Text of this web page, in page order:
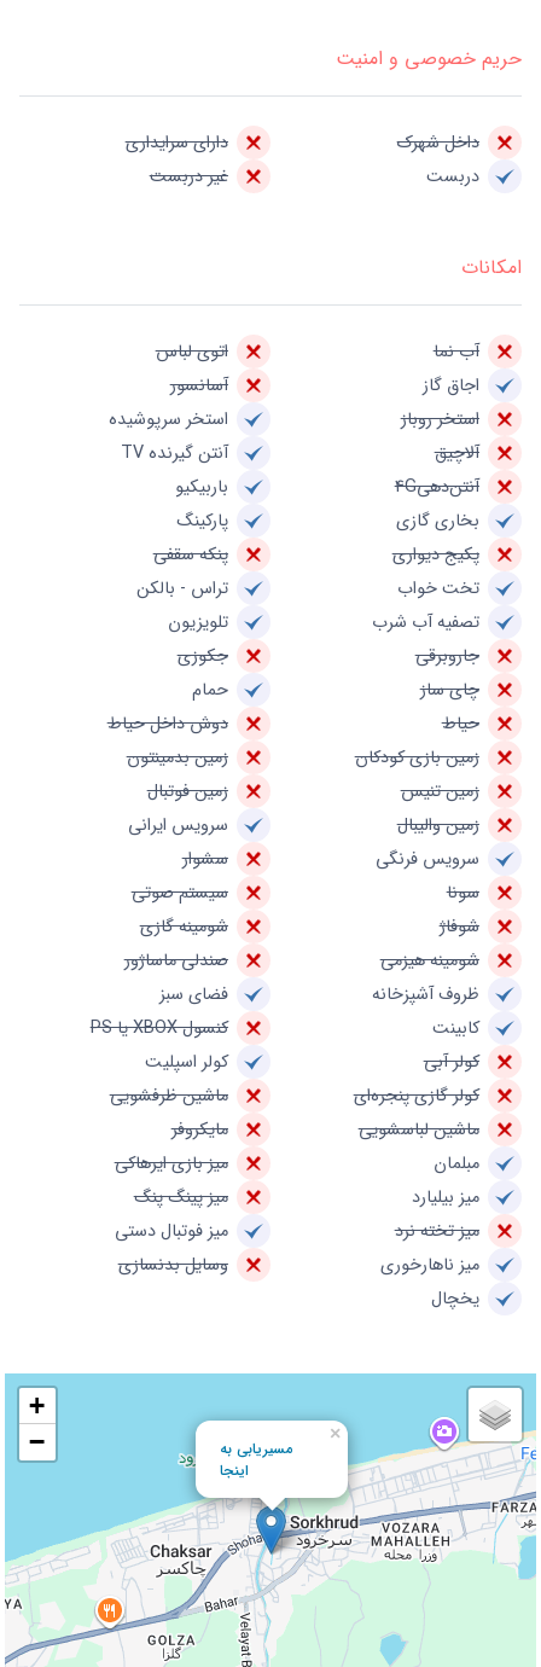
حریم خصوصی و امنیت
داخل شهرک
دارای سرایداری
دربست
غیر دربست
امکانات
آب نما
اتوی لباس
اجاق گاز
آسانسور
استخر روباز
استخر سرپوشیده
آلاچیق
آنتن گیرنده TV
آنتن‌دهی4G
باربیکیو
بخاری گازی
پارکینگ
پکیج دیواری
پنکه سقفی
تخت خواب
تراس - بالکن
تصفیه آب شرب
تلویزیون
جاروبرقی
جکوزی
چای ساز
حمام
حیاط
دوش داخل حیاط
زمین بازی کودکان
زمین بدمینتون
زمین تنیس
زمین فوتبال
زمین والیبال
سرویس ایرانی
سرویس فرنگی
سشوار
سونا
سیستم صوتی
شوفاژ
شومینه گازی
شومینه هیزمی
صندلی ماساژور
ظروف آشپزخانه
فضای سبز
کابینت
کنسول XBOX یا PS
کولر آبی
کولر اسپلیت
کولر گازی پنجره‌ای
ماشین ظرفشویی
ماشین لباسشویی
مایکروفر
مبلمان
میز بازی ایرهاکی
میز بیلیارد
میز پینگ پنگ
میز تخته نرد
میز فوتبال دستی
میز ناهارخوری
وسایل بدنسازی
یخچال
مسیریابی به
اینجا
×
+
−